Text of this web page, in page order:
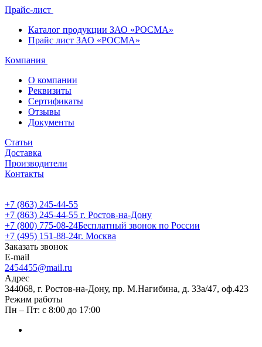
Прайс-лист
Каталог продукции ЗАО «РОСМА»
Прайс лист ЗАО «РОСМА»
Компания
О компании
Реквизиты
Сертификаты
Отзывы
Документы
Статьи
Доставка
Производители
Контакты
+7 (863) 245-44-55
+7 (863) 245-44-55 г. Ростов-на-Дону
+7 (800) 775-08-24Бесплатный звонок по России
+7 (495) 151-88-24г. Москва
Заказать звонок
E-mail
2454455@mail.ru
Адрес
344068, г. Ростов-на-Дону, пр. М.Нагибина, д. 33а/47, оф.423
Режим работы
Пн – Пт: с 8:00 до 17:00